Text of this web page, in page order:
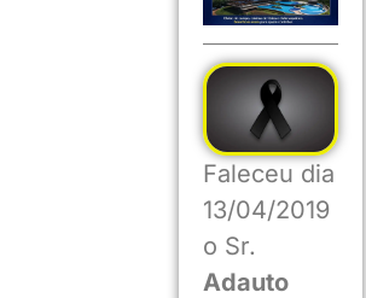
Faleceu dia
13/04/2019
o Sr.
Adauto